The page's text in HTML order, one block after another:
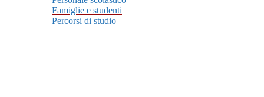
Famiglie e studenti
Percorsi di studio